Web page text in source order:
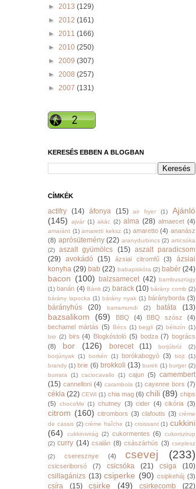
► 2013 (129)
► 2012 (161)
► 2011 (166)
► 2010 (250)
► 2009 (307)
► 2008 (257)
► 2007 (131)
KERESÉS EBBEN A BLOGBAN
CÍMKÉK
actifry (14) áfonya (15) air fryer (1)
Ajánló
(145)
ajvár (1) akác (2) alma (28) almaecet (4)
amaránt (1) amaretti keksz (1) amaretto (4) ananász
(8) aprósütemény (22) aranydurbincs (2) articsóka
(2)
aszalt gyümölcs (15) aszalt paradicsom
(29) avokádó (15) ázsiai citromfű (3)
ázsiai
konyha (29) bab (22) babapiskóta (2) babér (24)
bacon (100) balzsamecet (42) bambuszrügy
(1) banán (4) Bánk (2) barack (10) bárány comb (2)
bárány lapocka (1) bárány nyak (1) bárányborda (3)
bárányhús (20) barramundi (2) batáta (13)
bazsalikom (69) BBQ (4) BBQ szósz
(4)
bechamel mártás (5) Bécs (1) bejgli (2) bélszín (1)
bio (2) birs (4) Blogkóstoló (5) bodza (7) bogrács
(8)
bor (126) borecet (11) borjúbríz
(2)
borjúnyak (1) borkén (1) borókabogyó (3) böjt (1)
brandy (1) brie (6) brokkoli (13) burek (1) burger (2)
burrata
(1) caciocavallo (1) cajun (5) camembert
(15) cannelloni (4) carambola (1) cayenne bors (7)
cékla (22) CEWI (1) chia mag (6) chili (89) chips
(5)
chocoMe (1) chutney (3) cider (4) cikória (3)
citrom (160) citrombors (3) clafoutis (3) crème
de cassis (2) crème fraîche (1) croissant (1) cukkini
(64)
cukkinivirág (2) cukormentes (6)
cukorszirup
(2) curry (14) csalán (8) császárhús (3) cseplesz
(2)
cseresznye (4) csevej (233)
csicseriborsó (7) csicsóka (21) csiga
(10)
csillagánizs (13) csiperke (90) csipkeháj (3)
csíra (15) csirke (49) csirkecomb
(22)